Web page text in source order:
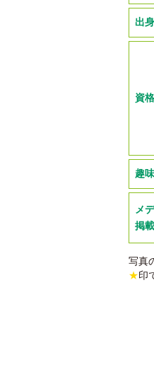
出
資格
趣味
メ
掲載
写真
★印